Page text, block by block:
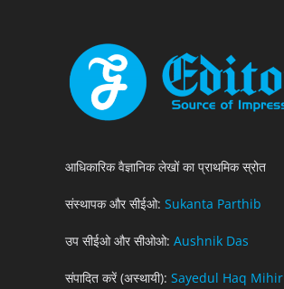
आधिकारिक वैज्ञानिक लेखों का प्राथमिक स्रोत
संस्थापक और सीईओ: Sukanta Parthib
उप सीईओ और सीओओ: Aushnik Das
संपादित करें (अस्थायी): Sayedul Haq Mihir